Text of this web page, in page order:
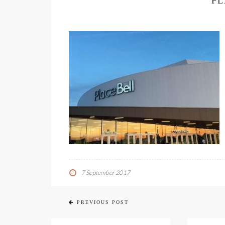
7 September 2017
PREVIOUS POST